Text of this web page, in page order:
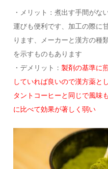
・メリット：煮出す手間がな
運びも便利です、加工の際に
ります、メーカーと漢方の種
を示すものもあります
・デメリット：製剤の基準に
していれば良いので漢方薬と
タントコーヒーと同じで風味
に比べて効果が著しく弱い